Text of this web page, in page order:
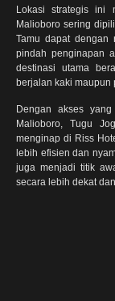
Lokasi strategis ini
Malioboro sering
Tamu dapat dengan
pindah penginapan
destinasi utama
berjalan kaki maupun
Dengan akses
Malioboro, Tugu
menginap di Riss
lebih efisien dan
juga menjadi titik
secara lebih dekat